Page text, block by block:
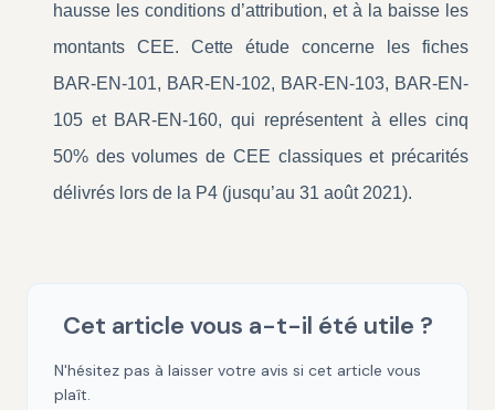
hausse les conditions d’attribution, et à la baisse les
montants CEE. Cette étude concerne les fiches
BAR-EN-101, BAR-EN-102, BAR-EN-103, BAR-EN-
105 et BAR-EN-160, qui représentent à elles cinq
50% des volumes de CEE classiques et précarités
délivrés lors de la P4 (jusqu’au 31 août 2021).
Cet article vous a-t-il été utile ?
N'hésitez pas à laisser votre avis si cet article vous
plaît.